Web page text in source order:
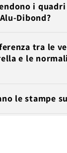
i
Dibond?
tra le
e le
le stampe